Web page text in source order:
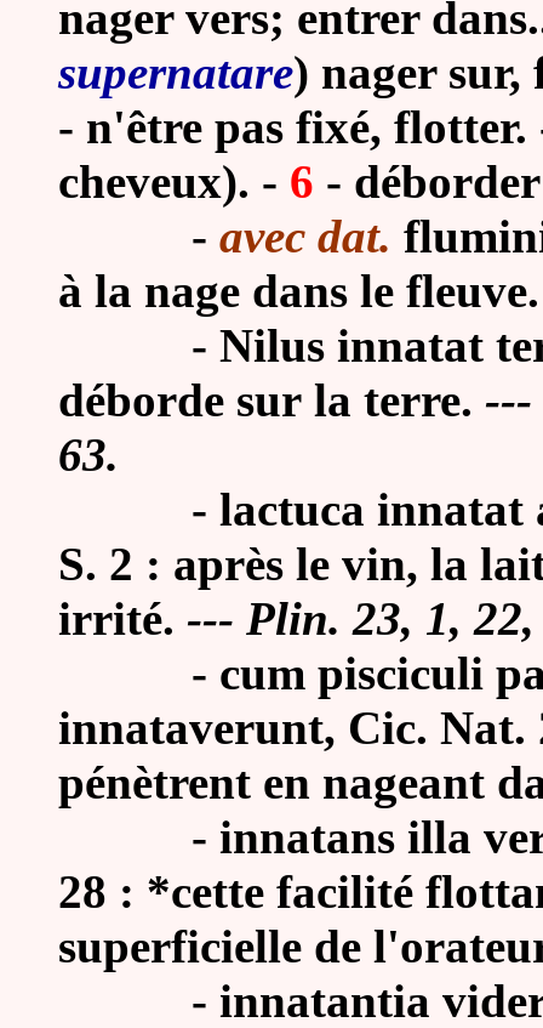
nager vers; entrer
supernatare) nager
- n'être pas fixé,
cheveux). - 6 -
- avec dat.
à la nage dans le
- Nilus innatat
déborde sur la terre. ---
63.
- lactuca innatat
S. 2 : après le vin, la
irrité. --- Plin. 23, 1,
- cum pisciculi
innataverunt, Cic. Nat.
pénètrent en nageant
- innatans illa
28 : *cette facilité
superficielle de
- innatantia